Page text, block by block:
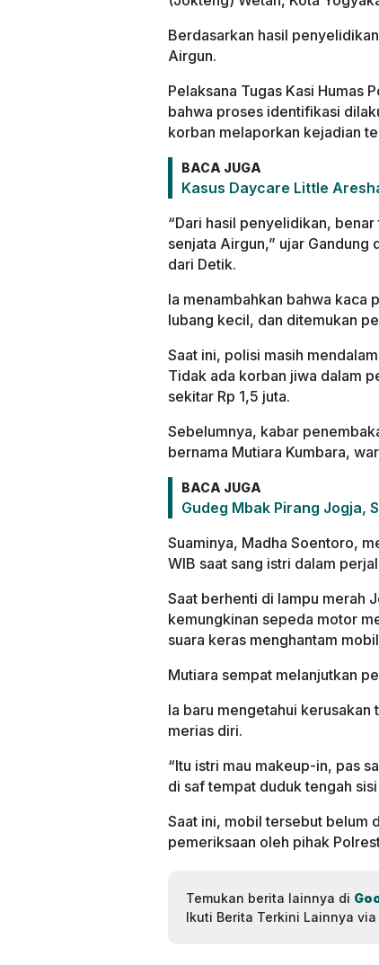
Berdasarkan hasil
Airgun.
Pelaksana Tugas Kasi Humas
bahwa proses identifikasi
korban melaporkan kejadian
BACA JUGA
Kasus Daycare Little
“Dari hasil penyelidikan,
senjata Airgun,” ujar
dari Detik.
Ia menambahkan bahwa kaca
lubang kecil, dan ditemukan
Saat ini, polisi masih
Tidak ada korban jiwa dalam
sekitar Rp 1,5 juta.
Sebelumnya, kabar
bernama Mutiara Kumbara,
BACA JUGA
Gudeg Mbak Pirang Jogja,
Suaminya, Madha Soentoro,
WIB saat sang istri dalam
Saat berhenti di lampu merah
kemungkinan sepeda motor
suara keras menghantam
Mutiara sempat melanjutkan
Ia baru mengetahui kerusakan
merias diri.
“Itu istri mau makeup-in, pas
di saf tempat duduk tengah
Saat ini, mobil tersebut belum
pemeriksaan oleh pihak
Temukan berita lainnya di
Ikuti Berita Terkini Lainnya via